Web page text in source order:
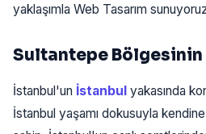
yaklaşımla Web Tasarım
Sultantepe
İstanbul'un İstanbul yakasında
İstanbul yaşamı dokusuyla